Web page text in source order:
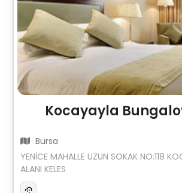
Kocayayla
Bursa
YENİCE MAHALLE UZUN SOKAK NO:118
ALANI KELES